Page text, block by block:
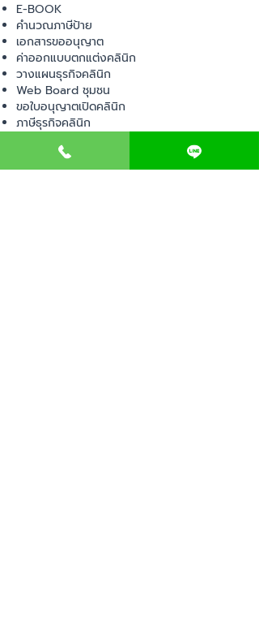
E-BOOK
คำนวณภาษีป้าย
เอกสารขออนุญาต
ค่าออกแบบตกแต่งคลินิก
วางแผนธุรกิจคลินิก
Web Board ชุมชน
ขอใบอนุญาตเปิดคลินิก
ภาษีธุรกิจคลินิก
ติดต่อ สำนักงานสาธารณสุข
การนำเข้าเครื่องมือแพทย์